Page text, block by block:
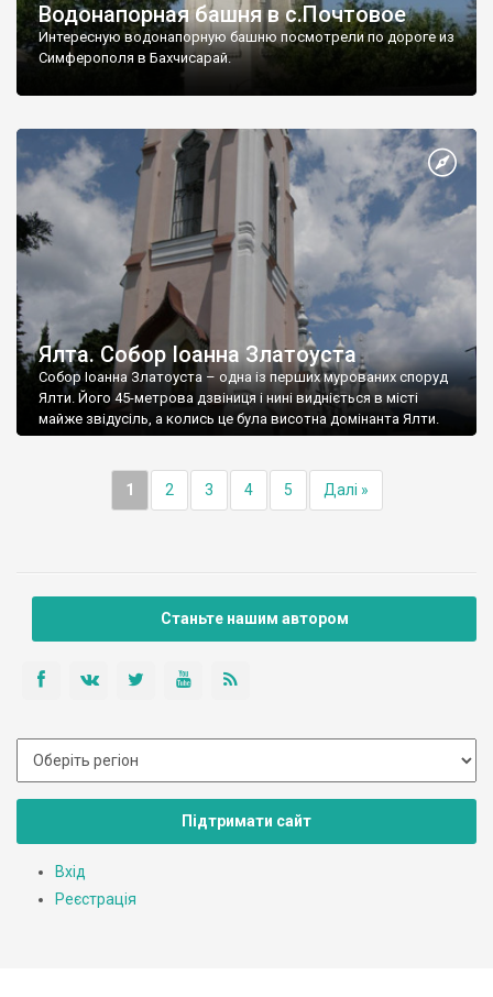
Водонапорная башня в с.Почтовое
Интересную водонапорную башню посмотрели по дороге из
Симферополя в Бахчисарай.
Ялта. Собор Іоанна Златоуста
Собор Іоанна Златоуста – одна із перших мурованих споруд
Ялти. Його 45-метрова дзвіниця і нині видніється в місті
майже звідусіль, а колись це була висотна домінанта Ялти.
1 2 3 4 5 Далі »
Станьте нашим автором
Підтримати сайт
Вхід
Реєстрація